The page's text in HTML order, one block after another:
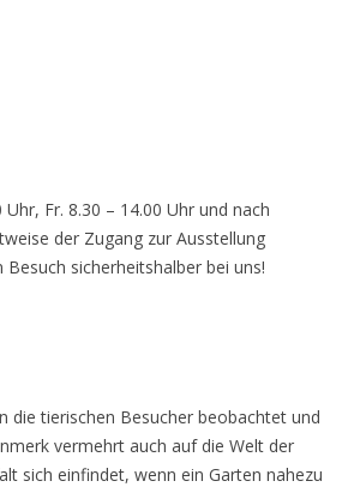
Fr. 8.30 – 14.00 Uhr und nach
der Zugang zur Ausstellung
sicherheitshalber bei uns!
die tierischen Besucher beobachtet und
vermehrt auch auf die Welt der
sich einfindet, wenn ein Garten nahezu